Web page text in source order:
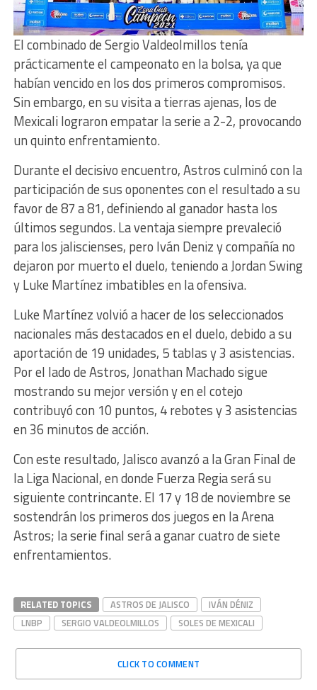
El combinado de Sergio Valdeolmillos tenía
prácticamente el campeonato en la bolsa, ya que
habían vencido en los dos primeros compromisos.
Sin embargo, en su visita a tierras ajenas, los de
Mexicali lograron empatar la serie a 2-2, provocando
un quinto enfrentamiento.
Durante el decisivo encuentro, Astros culminó con la
participación de sus oponentes con el resultado a su
favor de 87 a 81, definiendo al ganador hasta los
últimos segundos. La ventaja siempre prevaleció
para los jaliscienses, pero Iván Deniz y compañía no
dejaron por muerto el duelo, teniendo a Jordan Swing
y Luke Martínez imbatibles en la ofensiva.
Luke Martínez volvió a hacer de los seleccionados
nacionales más destacados en el duelo, debido a su
aportación de 19 unidades, 5 tablas y 3 asistencias.
Por el lado de Astros, Jonathan Machado sigue
mostrando su mejor versión y en el cotejo
contribuyó con 10 puntos, 4 rebotes y 3 asistencias
en 36 minutos de acción.
Con este resultado, Jalisco avanzó a la Gran Final de
la Liga Nacional, en donde Fuerza Regia será su
siguiente contrincante. El 17 y 18 de noviembre se
sostendrán los primeros dos juegos en la Arena
Astros; la serie final será a ganar cuatro de siete
enfrentamientos.
RELATED TOPICS ASTROS DE JALISCO
IVÁN DÉNIZ
LNBP
SERGIO VALDEOLMILLOS SOLES DE MEXICALI
CLICK TO COMMENT